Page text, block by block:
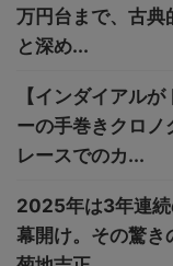
万円台まで、古典
と深め...
【インダイアル
ーの手巻きクロノ
レースでのカ...
2025年は3年連
幕開け。その驚き